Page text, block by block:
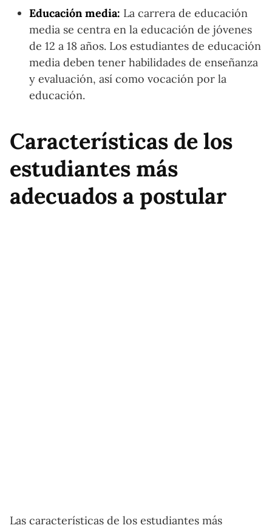
Educación media: La carrera de educación
media se centra en la educación de jóvenes
de 12 a 18 años. Los estudiantes de educación
media deben tener habilidades de enseñanza
y evaluación, así como vocación por la
educación.
Características de los
estudiantes más
adecuados a postular
Las características de los estudiantes más